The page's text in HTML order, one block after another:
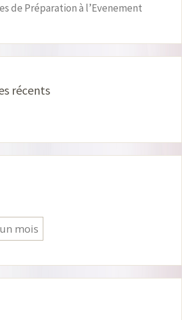
de Préparation à l’Evenement
récents